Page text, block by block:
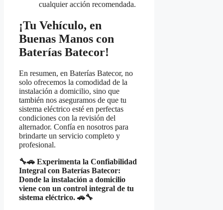
cualquier acción recomendada.
¡Tu Vehículo, en
Buenas Manos con
Baterías Batecor!
En resumen, en Baterías Batecor, no
solo ofrecemos la comodidad de la
instalación a domicilio, sino que
también nos aseguramos de que tu
sistema eléctrico esté en perfectas
condiciones con la revisión del
alternador. Confía en nosotros para
brindarte un servicio completo y
profesional.
🔧🚗 Experimenta la Confiabilidad
Integral con Baterías Batecor:
Donde la instalación a domicilio
viene con un control integral de tu
sistema eléctrico. 🚗🔧